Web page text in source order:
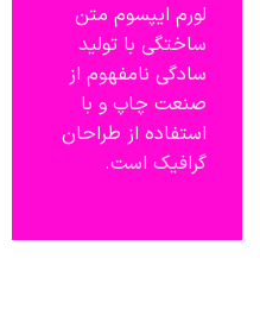
لورم ایپسوم متن
ساختگی با تولید
سادگی نامفهوم از
صنعت چاپ و با
استفاده از طراحان
گرافیک است.